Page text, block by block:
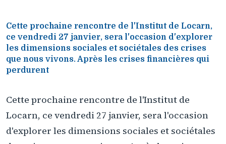
Cette prochaine rencontre de l'Institut de Locarn,
ce vendredi 27 janvier, sera l'occasion d'explorer
les dimensions sociales et sociétales des crises
que nous vivons. Après les crises financières qui
perdurent
Cette prochaine rencontre de l'Institut de
Locarn, ce vendredi 27 janvier, sera l'occasion
d'explorer les dimensions sociales et sociétales